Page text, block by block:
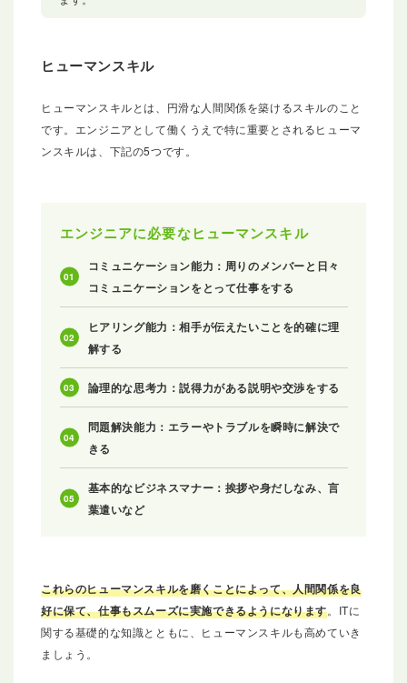
ヒューマンスキル
ヒューマンスキルとは、円滑な人間関係を築けるスキルのこと
です。エンジニアとして働くうえで特に重要とされるヒューマ
ンスキルは、下記の5つです。
エンジニアに必要なヒューマンスキル
コミュニケーション能力：周りのメンバーと日々
コミュニケーションをとって仕事をする
ヒアリング能力：相手が伝えたいことを的確に理
解する
論理的な思考力：説得力がある説明や交渉をする
問題解決能力：エラーやトラブルを瞬時に解決で
きる
基本的なビジネスマナー：挨拶や身だしなみ、言
葉遣いなど
これらのヒューマンスキルを磨くことによって、人間関係を良
好に保て、仕事もスムーズに実施できるようになります。ITに
関する基礎的な知識とともに、ヒューマンスキルも高めていき
ましょう。